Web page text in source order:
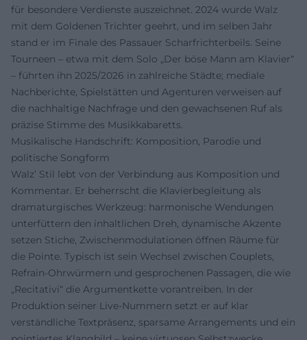
für besondere Verdienste auszeichnet. 2024 wurde Walz
mit dem Goldenen Trichter geehrt, und im selben Jahr
stand er im Finale des Passauer Scharfrichterbeils. Seine
Tourneen – etwa mit dem Solo „Der böse Mann am Klavier“
– führten ihn 2025/2026 in zahlreiche Städte; mediale
Nachberichte, Spielstätten und Agenturen verweisen auf
die nachhaltige Nachfrage und den gewachsenen Ruf als
präzise Stimme des Musikkabaretts.
Musikalische Handschrift: Komposition, Parodie und
politische Songform
Walz’ Stil lebt von der Verbindung aus Komposition und
Kommentar. Er beherrscht die Klavierbegleitung als
dramaturgisches Werkzeug: harmonische Wendungen
unterfüttern den inhaltlichen Dreh, dynamische Akzente
setzen Stiche, Zwischenmodulationen öffnen Räume für
die Pointe. Typisch ist sein Wechsel zwischen Couplets,
Refrain-Ohrwürmern und gesprochenen Passagen, die wie
„Recitativi“ die Argumentkette vorantreiben. In der
Produktion seiner Live-Nummern setzt er auf klar
verständliche Textpräsenz, sparsame Arrangements und ein